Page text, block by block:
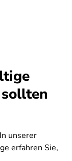
unserer
erfahren Sie,